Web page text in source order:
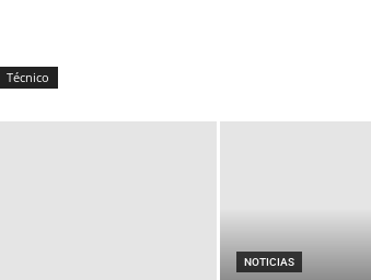
Técnico
NOTICIAS